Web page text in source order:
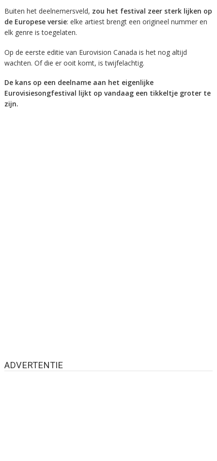
Buiten het deelnemersveld, zou het festival zeer sterk lijken op
de Europese versie: elke artiest brengt een origineel nummer en
elk genre is toegelaten.
Op de eerste editie van Eurovision Canada is het nog altijd
wachten. Of die er ooit komt, is twijfelachtig.
De kans op een deelname aan het eigenlijke
Eurovisiesongfestival lijkt op vandaag een tikkeltje groter te
zijn.
ADVERTENTIE